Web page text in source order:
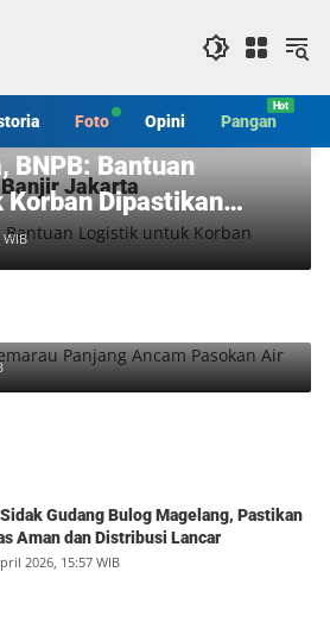
Foto Opini Pangan
Jakarta
BNPB: Bantuan
Dipastikan
Panjang Ancam Pasokan Air
Gudang Bulog Magelang, Pastikan
Aman dan Distribusi Lancar
2026, 15:57 WIB